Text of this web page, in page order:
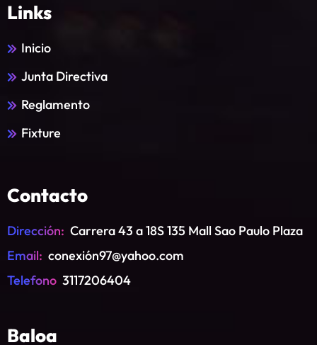
Links
Inicio
Junta Directiva
Reglamento
Fixture
Contacto
Dirección: Carrera 43 a 18S 135 Mall Sao Paulo Plaza
Email: conexión97@yahoo.com
Telefono 3117206404
Baloa